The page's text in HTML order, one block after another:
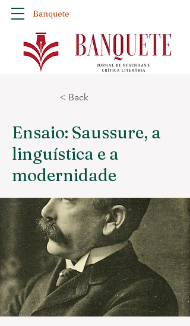
Banquete
< Back
Ensaio: Saussure, a
linguística e a
modernidade